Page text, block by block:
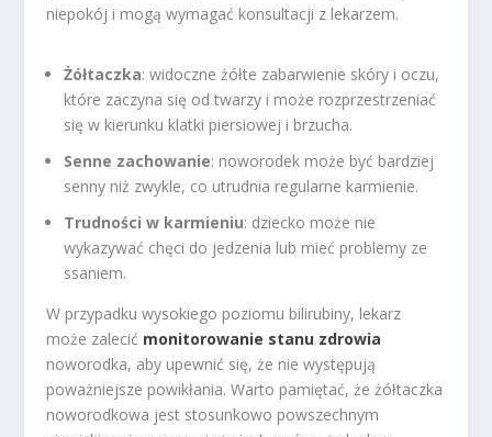
niepokój i mogą wymagać konsultacji z lekarzem.
Żółtaczka: widoczne żółte zabarwienie skóry i oczu,
które zaczyna się od twarzy i może rozprzestrzeniać
się w kierunku klatki piersiowej i brzucha.
Senne zachowanie: noworodek może być bardziej
senny niż zwykle, co utrudnia regularne karmienie.
Trudności w karmieniu: dziecko może nie
wykazywać chęci do jedzenia lub mieć problemy ze
ssaniem.
W przypadku wysokiego poziomu bilirubiny, lekarz
może zalecić monitorowanie stanu zdrowia
noworodka, aby upewnić się, że nie występują
poważniejsze powikłania. Warto pamiętać, że żółtaczka
noworodkowa jest stosunkowo powszechnym